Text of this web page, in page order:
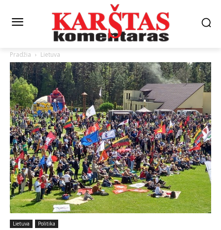
Pradžia Lietuva
Lietuva Politika